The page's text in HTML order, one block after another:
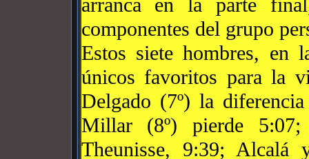
arranca en la parte
componentes del grupo
Estos siete hombres, en
únicos favoritos para la
Delgado (7º) la
Millar (8º) pierde 5:07;
Theunisse, 9:39; Alcalá